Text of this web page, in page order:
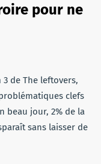
pour ne
de The leftovers,
clefs
beau jour, 2% de la
sans laisser de